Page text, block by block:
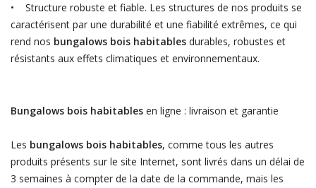
• Structure robuste et fiable. Les structures de nos produits se
caractérisent par une durabilité et une fiabilité extrêmes, ce qui
rend nos bungalows bois habitablesdurables, robustes et
résistants aux effets climatiques et environnementaux.
Bungalows bois habitablesen ligne : livraison et garantie
Les bungalows bois habitables, comme tous les autres
produits présents sur le site Internet, sont livrés dans un délai de
3 semaines à compter de la date de la commande, mais les